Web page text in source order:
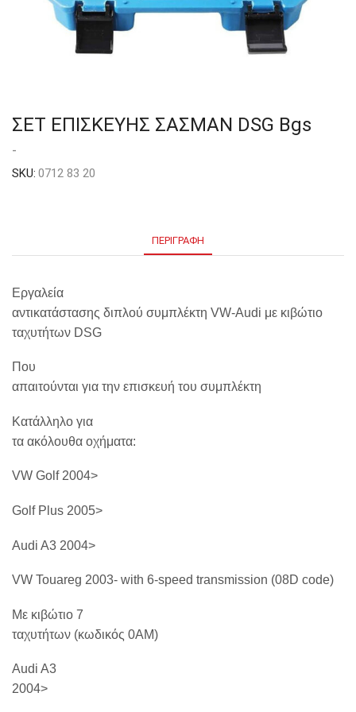
ΣΕΤ ΕΠΙΣΚΕΥΗΣ ΣΑΣΜΑΝ DSG Bgs
-
SKU: 0712 83 20
ΠΕΡΙΓΡΑΦΉ
Εργαλεία
αντικατάστασης διπλού συμπλέκτη VW-Audi με κιβώτιο
ταχυτήτων DSG
Που
απαιτούνται για την επισκευή του συμπλέκτη
Κατάλληλο για
τα ακόλουθα οχήματα:
VW Golf 2004>
Golf Plus 2005>
Audi A3 2004>
VW Touareg 2003- with 6-speed transmission (08D code)
Με κιβώτιο 7
ταχυτήτων (κωδικός 0AM)
Audi A3
2004>